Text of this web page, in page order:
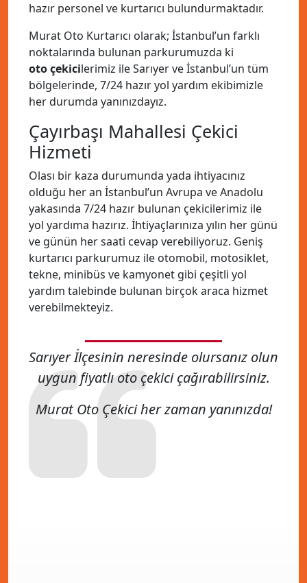
hazır personel ve kurtarıcı bulundurmaktadır.
Murat Oto Kurtarıcı olarak; İstanbul’un farklı
noktalarında bulunan parkurumuzda ki
oto çekicilerimiz ile Sarıyer ve İstanbul’un tüm
bölgelerinde, 7/24 hazır yol yardım ekibimizle
her durumda yanınızdayız.
Çayırbaşı Mahallesi Çekici
Hizmeti
Olası bir kaza durumunda yada ihtiyacınız
olduğu her an İstanbul’un Avrupa ve Anadolu
yakasında 7/24 hazır bulunan çekicilerimiz ile
yol yardıma hazırız. İhtiyaçlarınıza yılın her günü
ve günün her saati cevap verebiliyoruz. Geniş
kurtarıcı parkurumuz ile otomobil, motosiklet,
tekne, minibüs ve kamyonet gibi çeşitli yol
yardım talebinde bulunan birçok araca hizmet
verebilmekteyiz.
Sarıyer İlçesinin neresinde olursanız olun
uygun fiyatlı oto çekici çağırabilirsiniz.
Murat Oto Çekici her zaman yanınızda!